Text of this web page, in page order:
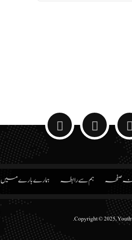
صفحہ ہم سے رابطہ ہمارے بارے میں
Copyright © 2025,